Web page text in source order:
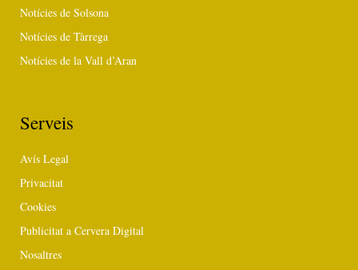
Notícies de Solsona
Notícies de Tàrrega
Notícies de la Vall d’Aran
Serveis
Avís Legal
Privacitat
Cookies
Publicitat a Cervera Digital
Nosaltres